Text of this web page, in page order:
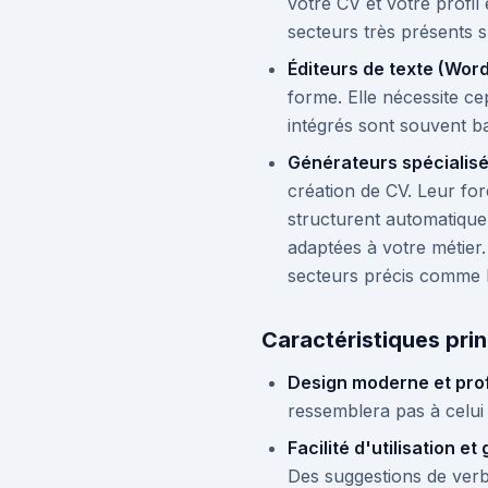
secteurs très présents
Éditeurs de texte
forme. Elle nécessite
intégrés sont souvent
Générateurs
création de CV. Leur
structurent
adaptées à votre
secteurs précis comme
Caractéristiques
Design moderne et
ressemblera pas à
Facilité d'utilisation et
Des suggestions de